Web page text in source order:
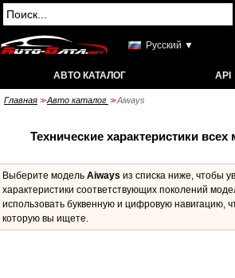
Русский ▼
АВТО КАТАЛОГ API
Главная >> Авто каталог >> Aiways
Технические характеристики
Выберите модель Aiways из списка ниже, чтобы
характеристики соответствующих поколений
использовать буквенную и цифровую навигацию,
которую вы ищете.